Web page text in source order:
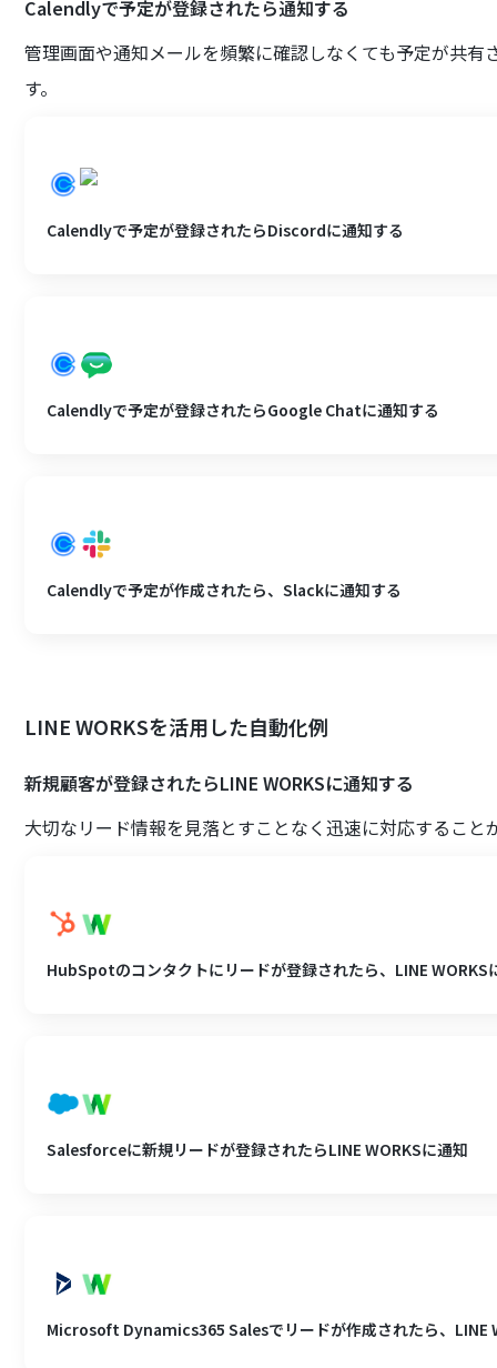
Calendlyで予定が登録されたら通知する
管理画面や通知メールを頻繁に確認しなくても予定が共
す。
Calendlyで予定が登録されたらDiscordに通知する
Calendlyで予定が登録されたらGoogle Chatに通知する
Calendlyで予定が作成されたら、Slackに通知する
LINE WORKSを活用した自動化例
新規顧客が登録されたらLINE WORKSに通知する
大切なリード情報を見落とすことなく迅速に対応するこ
HubSpotのコンタクトにリードが登録されたら、LINE WORKS
Salesforceに新規リードが登録されたらLINE WORKSに通知
Microsoft Dynamics365 Salesでリードが作成されたら、LINE